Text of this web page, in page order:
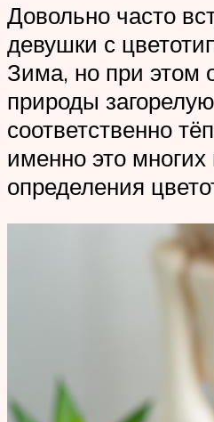
Довольно часто
девушки с
Зима, но при этом
природы
соответственно
именно это
определения